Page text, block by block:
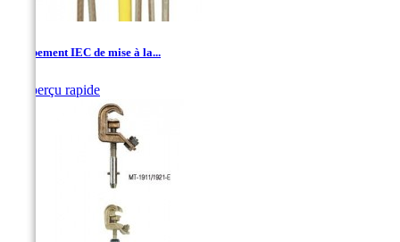
Equipement IEC de mise à la...
Aperçu rapide